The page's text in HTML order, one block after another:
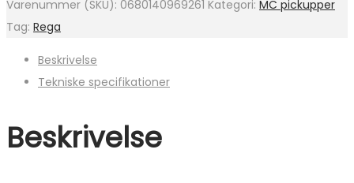
Varenummer (SKU): 0680140969261 Kategori: MC pickupper
Tag: Rega
Beskrivelse
Tekniske specifikationer
Beskrivelse